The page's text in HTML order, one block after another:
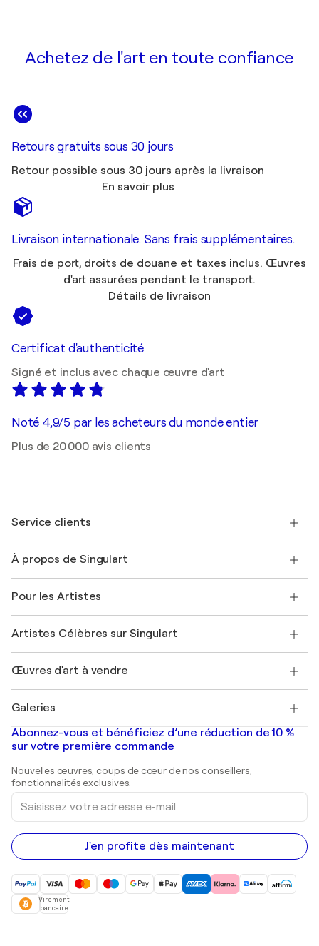
Achetez de l'art en toute confiance
Retours gratuits sous 30 jours
Retour possible sous 30 jours après la livraison
En savoir plus
Livraison internationale. Sans frais supplémentaires.
Frais de port, droits de douane et taxes inclus. Œuvres
d'art assurées pendant le transport.
Détails de livraison
Certificat d'authenticité
Signé et inclus avec chaque œuvre d'art
Noté 4,9/5 par les acheteurs du monde entier
Plus de 20 000 avis clients
Service clients
Expédition
Offrir une carte cadeau
Rejoignez notre programme commercial
Mon compte
+33 1 76 44 06 42
À propos de Singulart
FAQ
Magazine Singulart
Emplois
Découvrez une sélection d'art original
Pour les Artistes
Se connecter en tant qu'Artiste
Artistes Célèbres sur Singulart
Marc Chagall
Banksy
Mr. Brainwash
Shepard Fairey
Œuvres d'art à vendre
Tableaux abstraits à vendre
Peintures de paysage
Estampes
Peintures acryliques
Galeries
Galeries d'art en France
Galeries d'art en Belgique
Abonnez-vous et bénéficiez d’une réduction de 10 %
sur votre première commande
Nouvelles œuvres, coups de cœur de nos conseillers,
fonctionnalités exclusives.
Saisissez
votre
adresse
e-
mail
J'en profite dès maintenant
Virement
bancaire